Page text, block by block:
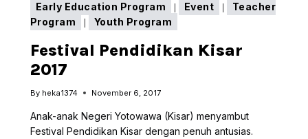
Early Education Program Event
Teacher
Program
Youth Program
Festival Pendidikan Kisar
2017
By heka1374 November 6, 2017
Anak-anak Negeri Yotowawa (Kisar) menyambut
Festival Pendidikan Kisar dengan penuh antusias.